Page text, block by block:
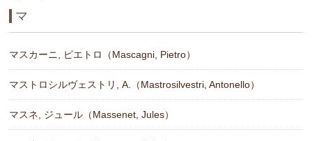
マ
マスカーニ, ピエトロ（Mascagni, Pietro）
マストロシルヴェストリ, A.（Mastrosilvestri, Antonello）
マスネ, ジュール（Massenet, Jules）